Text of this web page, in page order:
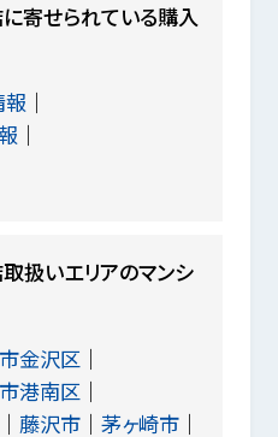
寄せられている購入
報
扱いエリアのマンシ
金沢区
港南区
藤沢市
茅ヶ崎市